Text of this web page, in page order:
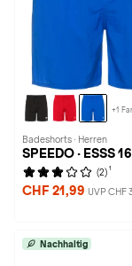
+1
Badeshorts · Herren
SPEEDO · ESSS 16
(2) 1
CHF 21,99 UVP CHF
Nachhaltig